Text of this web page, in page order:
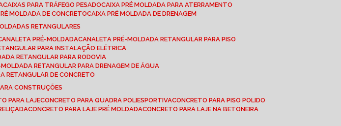
CAIXAS PARA TRÁFEGO PESADO CAIXA PRÉ MOLDADA PARA ATERRAMENTO
MOLDADA DE CONCRETO CAIXA PRÉ MOLDADA DE DRENAGEM
RETANGULARES
CANALETA PRÉ-MOLDADA CANALETA PRÉ-MOLDADA RETANGULAR PARA PISO
PARA INSTALAÇÃO ELÉTRICA
RETANGULAR PARA RODOVIA
MOLDADA RETANGULAR PARA DRENAGEM DE ÁGUA
RETANGULAR DE CONCRETO
CONSTRUÇÕES
PARA LAJE CONCRETO PARA QUADRA POLIESPORTIVA CONCRETO PARA PISO POLIDO
CONCRETO PARA LAJE PRÉ MOLDADA CONCRETO PARA LAJE NA BETONEIRA